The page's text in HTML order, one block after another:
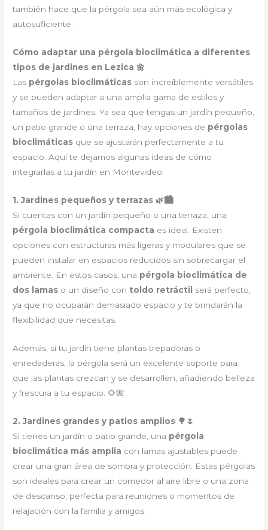
también hace que la pérgola sea aún más ecológica y
autosuficiente.
Cómo adaptar una pérgola bioclimática a diferentes
tipos de jardines en Lezica 🌼
Las pérgolas bioclimáticas son increíblemente versátiles
y se pueden adaptar a una amplia gama de estilos y
tamaños de jardines. Ya sea que tengas un jardín pequeño,
un patio grande o una terraza, hay opciones de pérgolas
bioclimáticas que se ajustarán perfectamente a tu
espacio. Aquí te dejamos algunas ideas de cómo
integrarlas a tu jardín en Montevideo:
1. Jardines pequeños y terrazas 🌿🏙️
Si cuentas con un jardín pequeño o una terraza, una
pérgola bioclimática compacta es ideal. Existen
opciones con estructuras más ligeras y modulares que se
pueden instalar en espacios reducidos sin sobrecargar el
ambiente. En estos casos, una pérgola bioclimática de
dos lamas o un diseño con toldo retráctil
será perfecto,
ya que no ocuparán demasiado espacio y te brindarán la
flexibilidad que necesitas.
Además, si tu jardín tiene plantas trepadoras o
enredaderas, la pérgola será un excelente soporte para
que las plantas crezcan y se desarrollen, añadiendo belleza
y frescura a tu espacio. 🌻🌺
2. Jardines grandes y patios amplios 🌳🌷
Si tienes un jardín o patio grande, una pérgola
bioclimática más amplia con lamas ajustables puede
crear una gran área de sombra y protección. Estas pérgolas
son ideales para crear un comedor al aire libre o una zona
de descanso, perfecta para reuniones o momentos de
relajación con la familia y amigos.